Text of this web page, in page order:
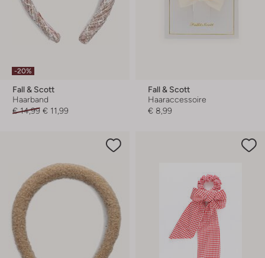
-20%
Fall & Scott
Haarband
€ 14,99 € 11,99
Fall & Scott
Haaraccessoire
€ 8,99